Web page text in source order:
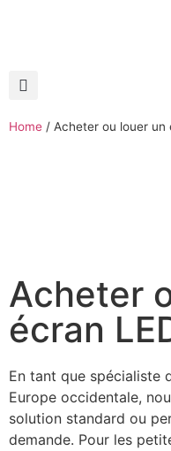
Home / Acheter ou louer un
Acheter
écran
En tant que spécialiste
Europe occidentale,
solution standard ou
demande. Pour les